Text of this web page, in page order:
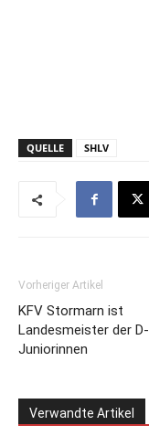
QUELLE SHLV
Vorheriger Artikel
KFV Stormarn ist
Landesmeister der D-
Juniorinnen
Verwandte Artikel